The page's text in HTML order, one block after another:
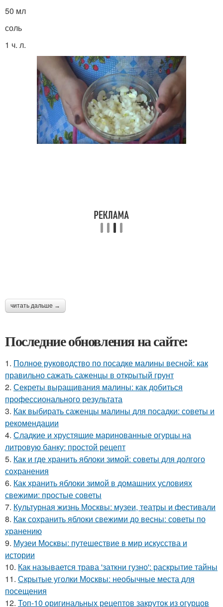
50 мл
соль
1 ч. л.
читать дальше →
Последние обновления на сайте:
1. Полное руководство по посадке малины весной: как
правильно сажать саженцы в открытый грунт
2. Секреты выращивания малины: как добиться
профессионального результата
3. Как выбирать саженцы малины для посадки: советы и
рекомендации
4. Сладкие и хрустящие маринованные огурцы на
литровую банку: простой рецепт
5. Как и где хранить яблоки зимой: советы для долгого
сохранения
6. Как хранить яблоки зимой в домашних условиях
свежими: простые советы
7. Культурная жизнь Москвы: музеи, театры и фестивали
8. Как сохранить яблоки свежими до весны: советы по
хранению
9. Музеи Москвы: путешествие в мир искусства и
истории
10. Как называется трава 'заткни гузно': раскрытие тайны
11. Скрытые уголки Москвы: необычные места для
посещения
12. Топ-10 оригинальных рецептов закруток из огурцов